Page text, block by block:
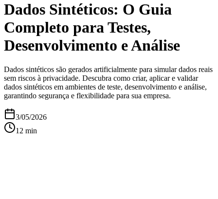
Dados Sintéticos: O Guia
Completo para Testes,
Desenvolvimento e Análise
Dados sintéticos são gerados artificialmente para simular dados reais
sem riscos à privacidade. Descubra como criar, aplicar e validar
dados sintéticos em ambientes de teste, desenvolvimento e análise,
garantindo segurança e flexibilidade para sua empresa.
3/05/2026
12 min